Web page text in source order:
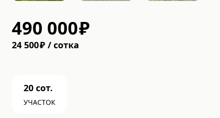
490 000₽
24 500₽ /cотка
20 сот.
УЧАСТОК